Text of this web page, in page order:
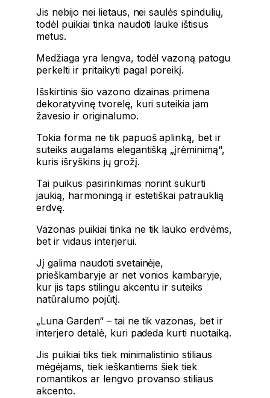
Jis nebijo nei lietaus, nei saulės spindulių,
todėl puikiai tinka naudoti lauke ištisus
metus.
Medžiaga yra lengva, todėl vazoną patogu
perkelti ir pritaikyti pagal poreikį.
Išskirtinis šio vazono dizainas primena
dekoratyvinę tvorelę, kuri suteikia jam
žavesio ir originalumo.
Tokia forma ne tik papuoš aplinką, bet ir
suteiks augalams elegantišką „įrėminimą“,
kuris išryškins jų grožį.
Tai puikus pasirinkimas norint sukurti
jaukią, harmoningą ir estetiškai patrauklią
erdvę.
Vazonas puikiai tinka ne tik lauko erdvėms,
bet ir vidaus interjerui.
Jį galima naudoti svetainėje,
prieškambaryje ar net vonios kambaryje,
kur jis taps stilingu akcentu ir suteiks
natūralumo pojūtį.
„Luna Garden“ – tai ne tik vazonas, bet ir
interjero detalė, kuri padeda kurti nuotaiką.
Jis puikiai tiks tiek minimalistinio stiliaus
mėgėjams, tiek ieškantiems šiek tiek
romantikos ar lengvo provanso stiliaus
akcento.